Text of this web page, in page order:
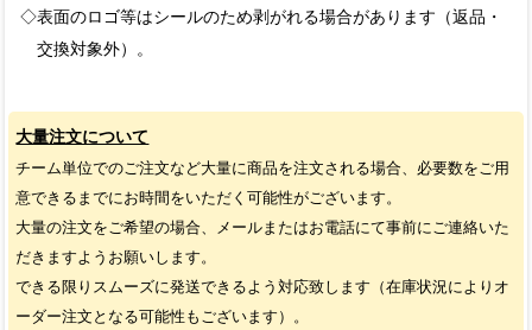
◇表面のロゴ等はシールのため剥がれる場合があります（返品・
交換対象外）。
大量注文について
チーム単位でのご注文など大量に商品を注文される場合、必要数をご用
意できるまでにお時間をいただく可能性がございます。
大量の注文をご希望の場合、メールまたはお電話にて事前にご連絡いた
だきますようお願いします。
できる限りスムーズに発送できるよう対応致します（在庫状況によりオ
ーダー注文となる可能性もございます）。